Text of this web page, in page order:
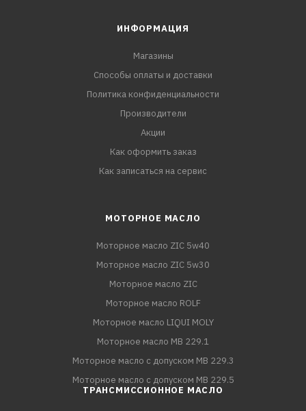
ИНФОРМАЦИЯ
Магазины
Способы оплаты и доставки
Политика конфиденциальности
Производители
Акции
Как оформить заказ
Как записаться на сервис
МОТОРНОЕ МАСЛО
Моторное масло ZIC 5w40
Моторное масло ZIC 5w30
Моторное масло ZIC
Моторное масло ROLF
Моторное масло LIQUI MOLY
Моторное масло MB 229.1
Моторное масло с допуском MB 229.3
Моторное масло с допуском MB 229.5
ТРАНСМИССИОННОЕ МАСЛО